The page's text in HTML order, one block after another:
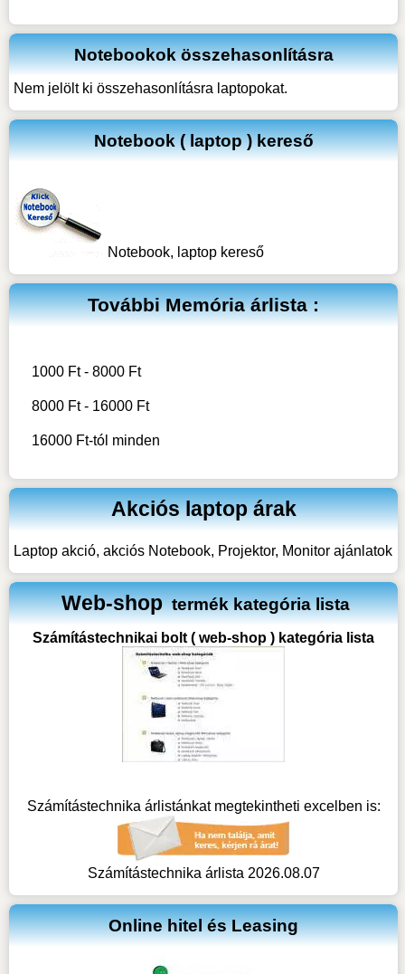
Notebookok összehasonlításra
Nem jelölt ki összehasonlításra laptopokat.
Notebook ( laptop ) kereső
Notebook, laptop kereső
TovábbiMemóriaárlista :
1000 Ft - 8000 Ft
8000 Ft - 16000 Ft
16000 Ft-tól minden
Akciós laptop árak
Laptop akció, akciós Notebook, Projektor, Monitor ajánlatok
Web-shop termék kategória lista
Számítástechnikai bolt ( web-shop ) kategória lista
Számítástechnika árlistánkat megtekintheti excelben is:
Számítástechnika árlista 2026.08.07
Online hitel és Leasing